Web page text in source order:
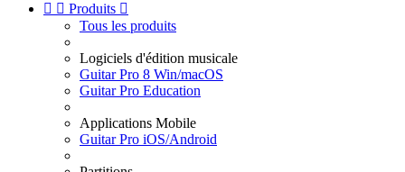
  Produits 
Tous les produits
Logiciels d'édition musicale
Guitar Pro 8 Win/macOS
Guitar Pro Education
Applications Mobile
Guitar Pro iOS/Android